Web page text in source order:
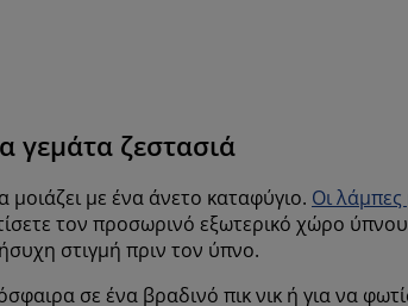
γεμάτα ζεστασιά
με ένα άνετο καταφύγιο. Οι
τον προσωρινό εξωτερικό χώρο
στιγμή πριν τον ύπνο.
σε ένα βραδινό πικ νικ ή για να